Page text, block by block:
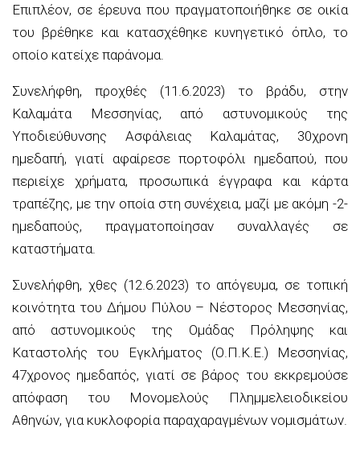
Επιπλέον, σε έρευνα που πραγματοποιήθηκε σε οικία
του βρέθηκε και κατασχέθηκε κυνηγετικό όπλο, το
οποίο κατείχε παράνομα.
Συνελήφθη, προχθές (11.6.2023) το βράδυ, στην
Καλαμάτα Μεσσηνίας, από αστυνομικούς της
Υποδιεύθυνσης Ασφάλειας Καλαμάτας, 30χρονη
ημεδαπή, γιατί αφαίρεσε πορτοφόλι ημεδαπού, που
περιείχε χρήματα, προσωπικά έγγραφα και κάρτα
τραπέζης, με την οποία στη συνέχεια, μαζί με ακόμη -2-
ημεδαπούς, πραγματοποίησαν συναλλαγές σε
καταστήματα.
Συνελήφθη, χθες (12.6.2023) το απόγευμα, σε τοπική
κοινότητα του Δήμου Πύλου – Νέστορος Μεσσηνίας,
από αστυνομικούς της Ομάδας Πρόληψης και
Καταστολής του Εγκλήματος (Ο.Π.Κ.Ε.) Μεσσηνίας,
47χρονος ημεδαπός, γιατί σε βάρος του εκκρεμούσε
απόφαση του Μονομελούς Πλημμελειοδικείου
Αθηνών, για κυκλοφορία παραχαραγμένων νομισμάτων.